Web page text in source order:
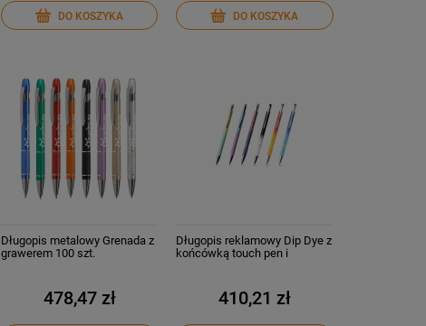
DO KOSZYKA DO KOSZYKA
Długopis metalowy Grenada z
grawerem 100 szt.
478,47 zł
Długopis reklamowy Dip Dye z
końcówką touch pen i
410,21 zł